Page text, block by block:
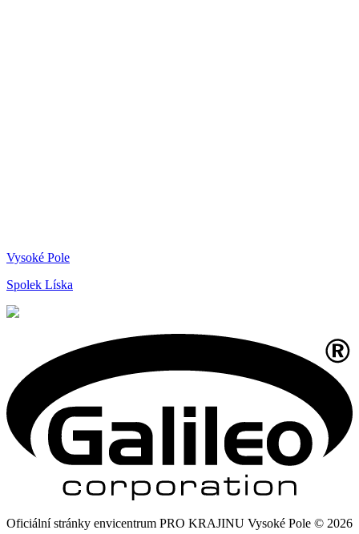
Vysoké Pole
Spolek Líska
Oficiální stránky envicentrum PRO KRAJINU Vysoké Pole © 2026